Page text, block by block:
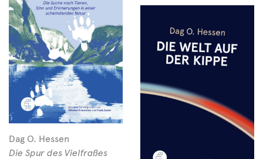
Dag O. Hessen
Die Spur des Vielfraßes